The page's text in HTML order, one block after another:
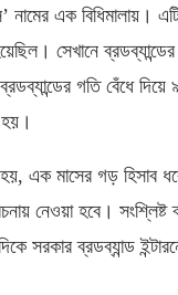
নামের এক বিধিমালায়।
সেখানে ব্রডব্যান্ডের
গতি বেঁধে
হয়।
এক মাসের গড় হিসাব
নেওয়া হবে। সংশ্লিষ্ট
সরকার ব্রডব্যান্ড